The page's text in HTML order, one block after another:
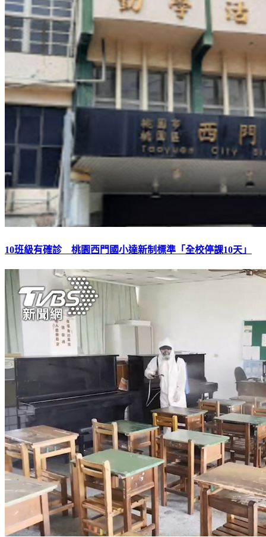
10班級有確診 桃園西門國小達新制標準「全校停課10天」